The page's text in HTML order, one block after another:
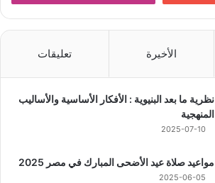
الأخيرة تعليقات
نظرية ما بعد البنيوية : الأفكار الأساسية والأساليب
المنهجية
2025-07-10
مواعيد صلاة عيد الأضحى المبارك في مصر 2025
2025-06-05